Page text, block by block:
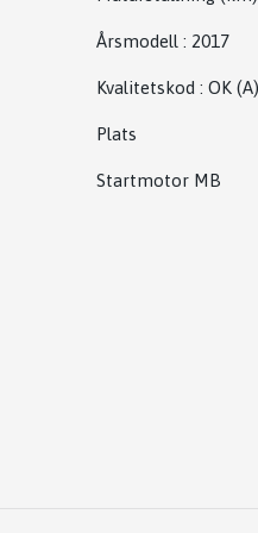
Årsmodell : 2017
Kvalitetskod : OK (A)
Plats
Startmotor MB